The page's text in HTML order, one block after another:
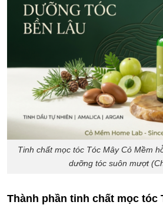
Tinh chất mọc tóc Tóc Mây Cỏ Mềm
dưỡng tóc suôn mượt
Thành phần tinh chất mọc tóc